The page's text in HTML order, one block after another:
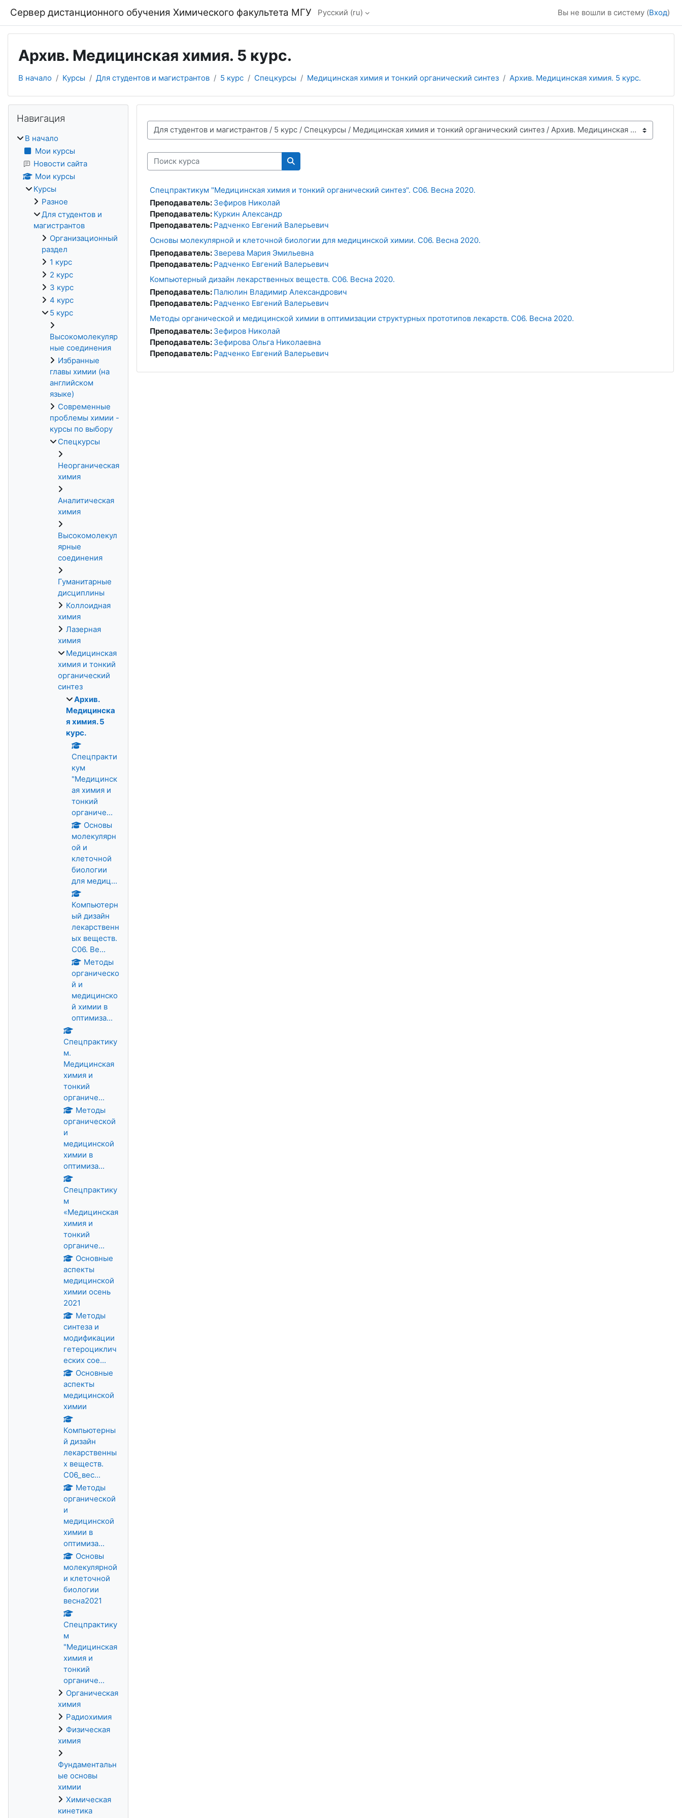
Сервер дистанционного обучения Химического факультета МГУ Русский ‎(ru)‎ Вы не вошли в систему (Вход)
Архив. Медицинская химия. 5 курс.
В начало Курсы Для студентов и магистрантов 5 курс Спецкурсы Медицинская химия и тонкий органический синтез Архив. Медицинская химия. 5 курс.
Категории курсов
Поиск курса
Поиск курса
Спецпрактикум "Медицинская химия и тонкий органический синтез". C06. Весна 2020.
Преподаватель: Зефиров Николай
Преподаватель: Куркин Александр
Преподаватель: Радченко Евгений Валерьевич
Основы молекулярной и клеточной биологии для медицинской химии. С06. Весна 2020.
Преподаватель: Зверева Мария Эмильевна
Преподаватель: Радченко Евгений Валерьевич
Компьютерный дизайн лекарственных веществ. С06. Весна 2020.
Преподаватель: Палюлин Владимир Александрович
Преподаватель: Радченко Евгений Валерьевич
Методы органической и медицинской химии в оптимизации структурных прототипов лекарств. С06. Весна 2020.
Преподаватель: Зефиров Николай
Преподаватель: Зефирова Ольга Николаевна
Преподаватель: Радченко Евгений Валерьевич
Блоки
Навигация
В начало
Мои курсы
Новости сайта
Мои курсы
Курсы
Разное
Для студентов и
магистрантов
Организационный
раздел
1 курс
2 курс
3 курс
4 курс
5 курс
Высокомолекуляр
ные соединения
Избранные
главы химии (на
английском
языке)
Современные
проблемы химии -
курсы по выбору
Спецкурсы
Неорганическая
химия
Аналитическая
химия
Высокомолекул
ярные
соединения
Гуманитарные
дисциплины
Коллоидная
химия
Лазерная
химия
Медицинская
химия и тонкий
органический
синтез
Архив.
Медицинска
я химия. 5
курс.
Спецпракти
кум
"Медицинск
ая химия и
тонкий
органиче...
Основы
молекулярн
ой и
клеточной
биологии
для медиц...
Компьютерн
ый дизайн
лекарственн
ых веществ.
С06. Ве...
Методы
органическо
й и
медицинско
й химии в
оптимиза...
Спецпрактику
м.
Медицинская
химия и
тонкий
органиче...
Методы
органической
и
медицинской
химии в
оптимиза...
Спецпрактику
м
«Медицинская
химия и
тонкий
органиче...
Основные
аспекты
медицинской
химии осень
2021
Методы
синтеза и
модификации
гетероциклич
еских сое...
Основные
аспекты
медицинской
химии
Компьютерны
й дизайн
лекарственны
х веществ.
С06_вес...
Методы
органической
и
медицинской
химии в
оптимиза...
Основы
молекулярной
и клеточной
биологии
весна2021
Спецпрактику
м
"Медицинская
химия и
тонкий
органиче...
Органическая
химия
Радиохимия
Физическая
химия
Фундаментальн
ые основы
химии
Химическая
кинетика